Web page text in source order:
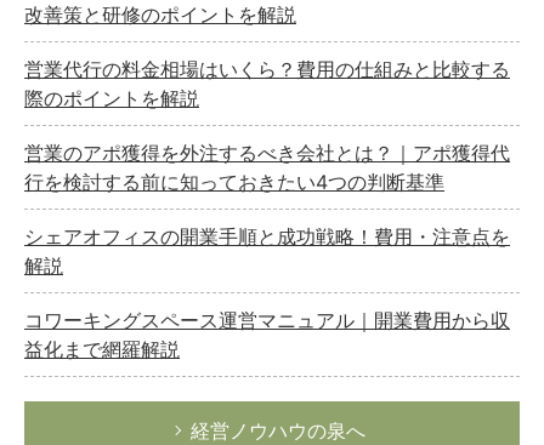
改善策と研修のポイントを解説
営業代行の料金相場はいくら？費用の仕組みと比較する
際のポイントを解説
営業のアポ獲得を外注するべき会社とは？｜アポ獲得代
行を検討する前に知っておきたい4つの判断基準
シェアオフィスの開業手順と成功戦略！費用・注意点を
解説
コワーキングスペース運営マニュアル｜開業費用から収
益化まで網羅解説
経営ノウハウの泉へ